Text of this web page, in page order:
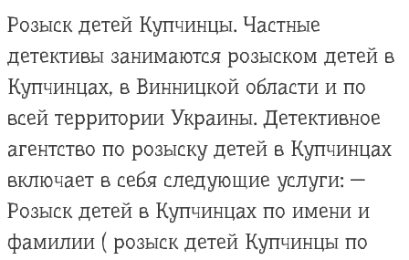
Розыск детей Купчинцы. Частные
детективы занимаются розыском детей в
Купчинцах, в Винницкой области и по
всей территории Украины. Детективное
агентство по розыску детей в Купчинцах
включает в себя следующие услуги: —
Розыск детей в Купчинцах по имени и
фамилии ( розыск детей Купчинцы по